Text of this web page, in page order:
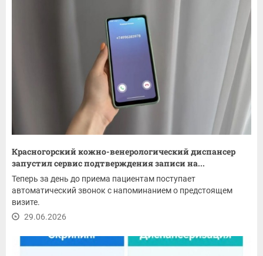
Красногорский кожно-венерологический диспансер
запустил сервис подтверждения записи на...
Теперь за день до приема пациентам поступает
автоматический звонок с напоминанием о предстоящем
визите.
29.06.2026